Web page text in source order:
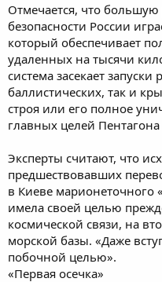
Отмечается, что
безопасности России
который обеспечивает
удаленных на тысячи
система засекает
баллистических, так и
строя или его полное
главных целей Пентагона
Эксперты считают, что
предшествовавших
в Киеве марионеточного
имела своей целью
космической связи, на
морской базы. «Даже
побочной целью».
«Первая осечка»